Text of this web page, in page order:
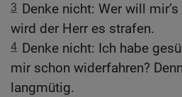
3 Denke nicht: Wer will
wird der Herr es strafen.
4 Denke nicht: Ich habe
mir schon widerfahren?
langmütig.